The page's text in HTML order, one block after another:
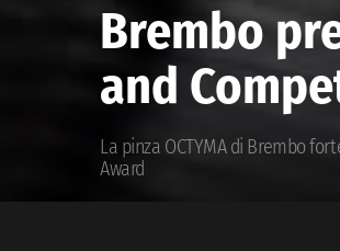
Brembo
and
La pinza OCTYMA di Brembo
Award